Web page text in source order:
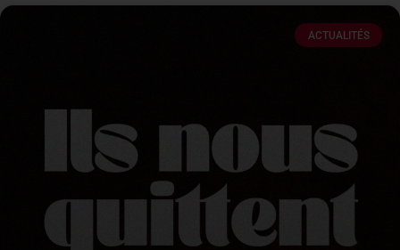
ACTUALITÉS